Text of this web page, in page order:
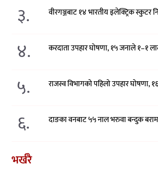
३. वीरगञ्जबाट १४ भारतीय इलेक्ट्रिक स्कुटर
४. करदाता उपहार घोषणा, १५ जनाले १–१
५. राजस्व विभागको पहिलो उपहार घोषणा,
६. दाङका वनबाट ५५ नाल भरुवा बन्दुक
भर्खरै